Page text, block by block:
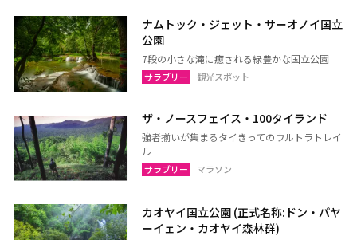
ナムトック・ジェット・サーオノイ国立
公園
7段の小さな滝に癒される緑豊かな国立公園
サラブリー 観光スポット
ザ・ノースフェイス・100タイランド
強者揃いが集まるタイきってのウルトラトレイ
ル
サラブリー マラソン
カオヤイ国立公園 (正式名称:ドン・パヤ
ーイェン・カオヤイ森林群)